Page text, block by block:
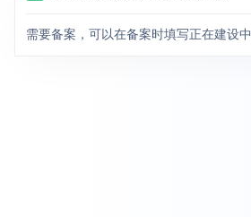
需要备案，可以在备案时填写正在建设中